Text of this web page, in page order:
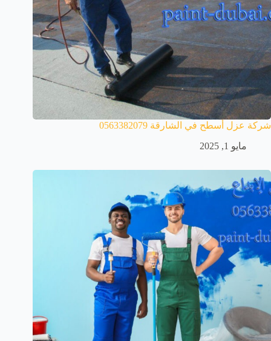
شركة عزل أسطح في الشارقة 0563382079
مايو 1, 2025